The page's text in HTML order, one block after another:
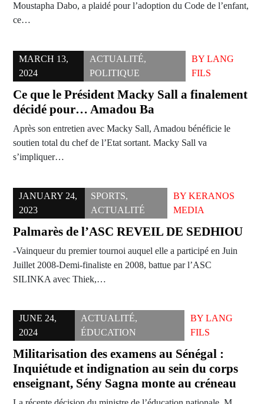
Moustapha Dabo, a plaidé pour l’adoption du Code de l’enfant,
ce…
MARCH 13,
2024
ACTUALITÉ,
POLITIQUE
BYLANG
FILS
Ce que le Président Macky Sall a finalement
décidé pour… Amadou Ba
Après son entretien avec Macky Sall, Amadou bénéficie le
soutien total du chef de l’Etat sortant. Macky Sall va
s’impliquer…
JANUARY 24,
2023
SPORTS,
ACTUALITÉ
BYKERANOS
MEDIA
Palmarès de l’ASC REVEIL DE SEDHIOU
-Vainqueur du premier tournoi auquel elle a participé en Juin
Juillet 2008-Demi-finaliste en 2008, battue par l’ASC
SILINKA avec Thiek,…
JUNE 24,
2024
ACTUALITÉ,
ÉDUCATION
BY LANG
FILS
Militarisation des examens au Sénégal :
Inquiétude et indignation au sein du corps
enseignant, Sény Sagna monte au créneau